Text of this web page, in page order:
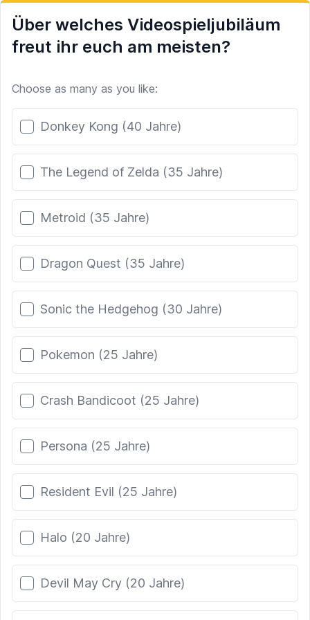
Über welches Videospieljubiläum
freut ihr euch am meisten?
Choose as many as you like:
Poll options
Donkey Kong (40 Jahre)
The Legend of Zelda (35 Jahre)
Metroid (35 Jahre)
Dragon Quest (35 Jahre)
Sonic the Hedgehog (30 Jahre)
Pokemon (25 Jahre)
Crash Bandicoot (25 Jahre)
Persona (25 Jahre)
Resident Evil (25 Jahre)
Halo (20 Jahre)
Devil May Cry (20 Jahre)